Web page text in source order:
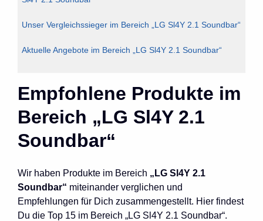
Unser Vergleichssieger im Bereich „LG Sl4Y 2.1 Soundbar“
Aktuelle Angebote im Bereich „LG Sl4Y 2.1 Soundbar“
Empfohlene Produkte im
Bereich „LG Sl4Y 2.1
Soundbar“
Wir haben Produkte im Bereich „LG Sl4Y 2.1
Soundbar“ miteinander verglichen und
Empfehlungen für Dich zusammengestellt. Hier findest
Du die Top 15 im Bereich „LG Sl4Y 2.1 Soundbar“.